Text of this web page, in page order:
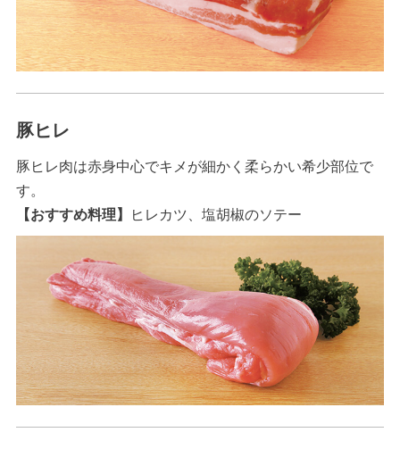
豚ヒレ
豚ヒレ肉は赤身中心でキメが細かく柔らかい希少部位で
す。
【おすすめ料理】
ヒレカツ、塩胡椒のソテー